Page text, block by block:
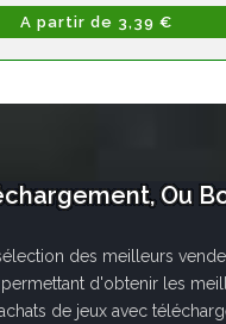
A partir de 3,39 €
Ou
des meilleurs
d'obtenir les
de jeux avec